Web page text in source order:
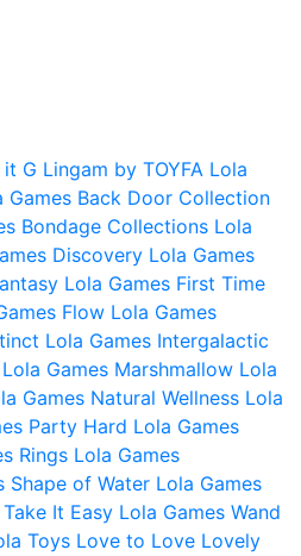
it G Lingam by TOYFA Lola
Games Back Door Collection
Bondage Collections Lola
Discovery Lola Games
Lola Games First Time
Flow Lola Games
Lola Games Intergalactic
Lola Games Marshmallow Lola
Games Natural Wellness Lola
Party Hard Lola Games
Rings Lola Games
Shape of Water Lola Games
It Easy Lola Games Wand
Toys Love to Love Lovely